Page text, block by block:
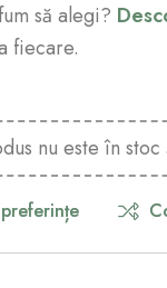
să alegi?
fiecare.
nu este în